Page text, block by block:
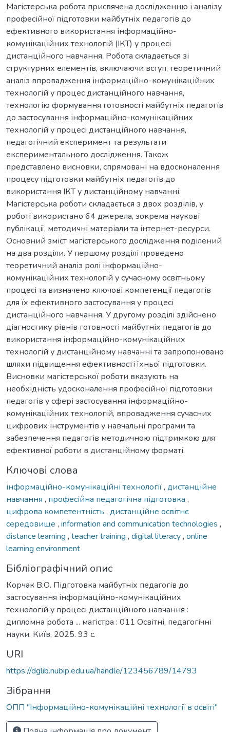
Магістерська робота присвячена дослідженню і аналізу
професійної підготовки майбутніх педагогів до
ефективного використання інформаційно-
комунікаційних технологій (ІКТ) у процесі
дистанційного навчання. Робота складається зі
структурних елементів, включаючи вступ, теоретичний
аналіз впровадження інформаційно-комунікаційних
технологій у процес дистанційного навчання,
технологію формування готовності майбутніх педагогів
до застосування інформаційно-комунікаційних
технологій у процесі дистанційного навчання,
педагогічний експеримент та результати
експериментального дослідження. Також
представлено висновки, спрямовані на вдосконалення
процесу підготовки майбутніх педагогів до
використання ІКТ у дистанційному навчанні.
Магістерська роботи складається з двох розділів, у
роботі використано 64 джерела, зокрема наукові
публікації, методичні матеріали та інтернет-ресурси.
Основний зміст магістерського дослідження поділений
на два розділи. У першому розділі проведено
теоретичний аналіз ролі інформаційно-
комунікаційних технологій у сучасному освітньому
процесі та визначено ключові компетенції педагогів
для їх ефективного застосування у процесі
дистанційного навчання. У другому розділі здійснено
діагностику рівнів готовності майбутніх педагогів до
використання інформаційно-комунікаційних
технологій у дистанційному навчанні та запропоновано
шляхи підвищення ефективності їхньої підготовки.
Висновки магістерської роботи вказують на
необхідність удосконалення професійної підготовки
педагогів у сфері застосування інформаційно-
комунікаційних технологій, впровадження сучасних
цифрових інструментів у навчальні програми та
забезпечення педагогів методичною підтримкою для
ефективної роботи в дистанційному форматі.
Ключові слова
інформаційно-комунікаційні технології, дистанційне
навчання , професійна педагогічна підготовка ,
цифрова компетентність , дистанційне освітнє
середовище , information and communication technologies ,
distance learning , teacher training , digital literacy, online
learning environment
Бібліографічний опис
Корчак В.О. Підготовка майбутніх педагогів до
застосування інформаційно-комунікаційних
технологій у процесі дистанційного навчання :
дипломна робота ... магістра : 011 Освітні, педагогічні
науки. Київ, 2025. 93 с.
URI
https://dglib.nubip.edu.ua/handle/123456789/14793
Зібрання
ОПП "Інформаційно-комунікаційні технології в освіті"